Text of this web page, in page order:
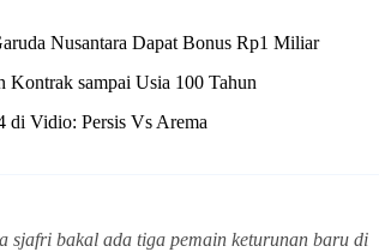
Nusantara Dapat Bonus Rp1 Miliar
Kontrak sampai Usia 100 Tahun
di Vidio: Persis Vs Arema
sjafri bakal ada tiga pemain keturunan baru di